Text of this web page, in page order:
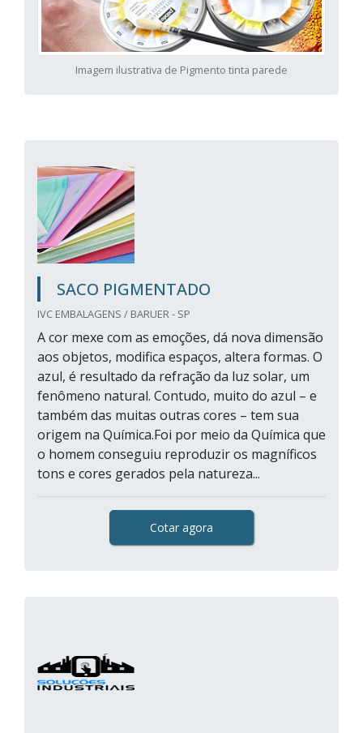
Imagem ilustrativa de Pigmento tinta parede
SACO PIGMENTADO
IVC EMBALAGENS / BARUER - SP
A cor mexe com as emoções, dá nova dimensão
aos objetos, modifica espaços, altera formas. O
azul, é resultado da refração da luz solar, um
fenômeno natural. Contudo, muito do azul – e
também das muitas outras cores – tem sua
origem na Química.Foi por meio da Química que
o homem conseguiu reproduzir os magníficos
tons e cores gerados pela natureza...
Cotar agora